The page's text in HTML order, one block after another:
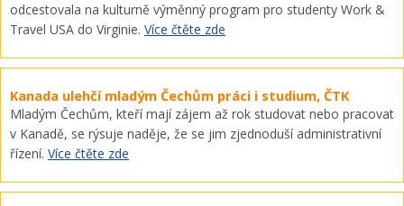
odcestovala na kulturně výměnný program pro studenty Work &
Travel USA do Virginie. Více čtěte zde
Kanada ulehčí mladým Čechům práci i studium, ČTK
Mladým Čechům, kteří mají zájem až rok studovat nebo pracovat
v Kanadě, se rýsuje naděje, že se jim zjednoduší administrativní
řízení. Více čtěte zde